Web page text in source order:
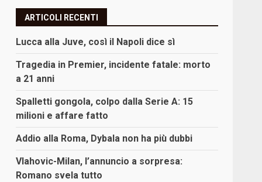
ARTICOLI RECENTI
Lucca alla Juve, così il Napoli dice sì
Tragedia in Premier, incidente fatale: morto
a 21 anni
Spalletti gongola, colpo dalla Serie A: 15
milioni e affare fatto
Addio alla Roma, Dybala non ha più dubbi
Vlahovic-Milan, l’annuncio a sorpresa:
Romano svela tutto